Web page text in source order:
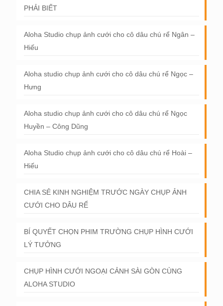
PHẢI BIẾT
Aloha Studio chụp ảnh cưới cho cô dâu chú rể Ngân –
Hiếu
Aloha studio chụp ảnh cưới cho cô dâu chú rể Ngọc –
Hưng
Aloha studio chụp ảnh cưới cho cô dâu chú rể Ngọc
Huyền – Công Dũng
Aloha Studio chụp ảnh cưới cho cô dâu chú rể Hoài –
Hiếu
CHIA SẺ KINH NGHIỆM TRƯỚC NGÀY CHỤP ẢNH
CƯỚI CHO DÂU RỂ
BÍ QUYẾT CHỌN PHIM TRƯỜNG CHỤP HÌNH CƯỚI
LÝ TƯỞNG
CHỤP HÌNH CƯỚI NGOẠI CẢNH SÀI GÒN CÙNG
ALOHA STUDIO